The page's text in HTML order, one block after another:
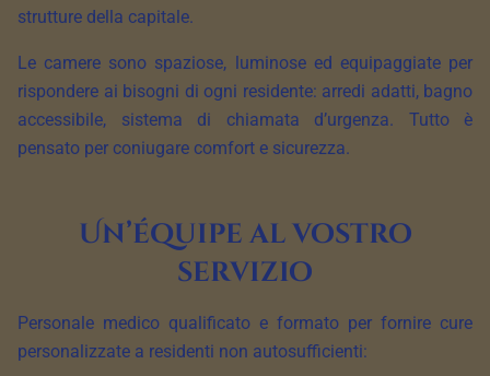
strutture della capitale.
Le camere sono spaziose, luminose ed equipaggiate per
rispondere ai bisogni di ogni residente: arredi adatti, bagno
accessibile, sistema di chiamata d’urgenza. Tutto è
pensato per coniugare comfort e sicurezza.
Un’équipe al vostro
servizio
Personale medico qualificato e formato per fornire cure
personalizzate a residenti non autosufficienti: